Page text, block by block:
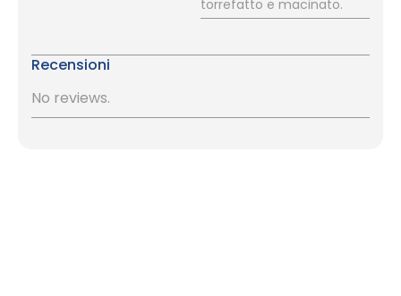
torrefatto e macinato.
Recensioni
No reviews.